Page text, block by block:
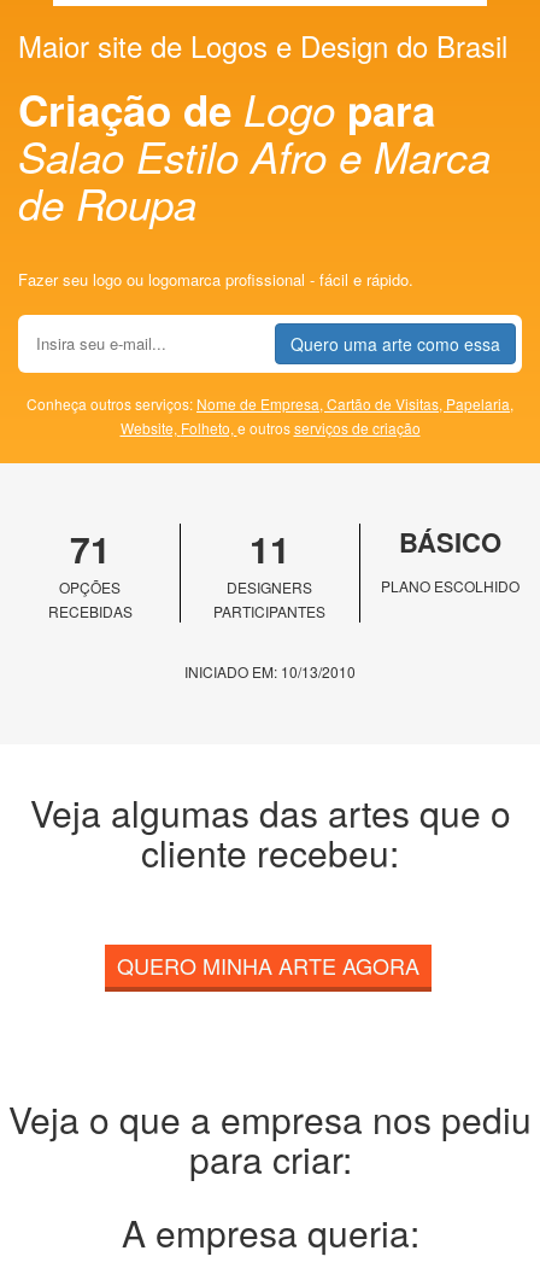
Maior site de Logos e Design do Brasil
Criação de Logo para
Salao Estilo Afro e Marca
de Roupa
Fazer seu logo ou logomarca profissional - fácil e rápido.
Quero uma arte como essa
Conheça outros serviços: Nome de Empresa, Cartão de Visitas, Papelaria,
Website, Folheto, e outrosserviços de criação
71
OPÇÕES
RECEBIDAS
11
DESIGNERS
PARTICIPANTES
BÁSICO
PLANO ESCOLHIDO
INICIADO EM: 10/13/2010
Veja algumas das artes que o
cliente recebeu:
QUERO MINHA ARTE AGORA
Veja o que a empresa nos pediu
para criar:
A empresa queria: